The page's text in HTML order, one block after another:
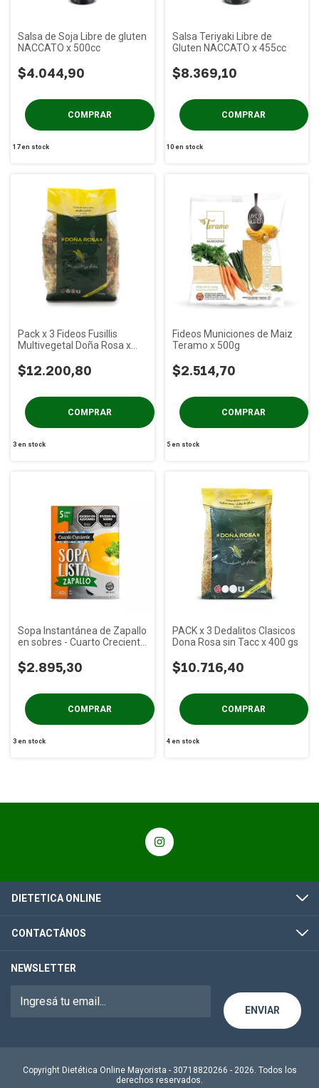
Salsa de Soja Libre de gluten
NACCATO x 500cc
$4.044,90
17en stock
Salsa Teriyaki Libre de
Gluten NACCATO x 455cc
$8.369,10
10 en stock
Pack x 3 Fideos Fusillis
Multivegetal Doña Rosa x
$12.200,80
3en stock
Fideos Municiones de Maiz
Teramo x 500g
$2.514,70
5 en stock
Sopa Instantánea de Zapallo
en sobres - Cuarto Creciente
$2.895,30
3en stock
PACK x 3 Dedalitos Clasicos
Dona Rosa sin Tacc x 400 gs
$10.716,40
4 en stock
DIETETICA ONLINE
CONTACTÁNOS
NEWSLETTER
Copyright Dietética Online Mayorista - 30718820266 - 2026. Todos los
derechos reservados.